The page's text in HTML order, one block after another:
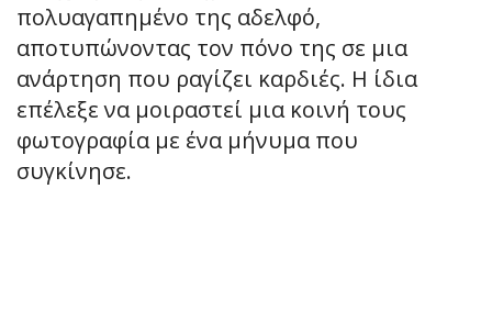
πολυαγαπημένο της αδελφό,
αποτυπώνοντας τον πόνο της σε μια
ανάρτηση που ραγίζει καρδιές. Η ίδια
επέλεξε να μοιραστεί μια κοινή τους
φωτογραφία με ένα μήνυμα που
συγκίνησε.